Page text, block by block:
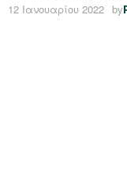
12 Ιανουαρίου 2022 by